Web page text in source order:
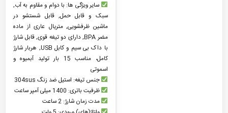
سایر ویژگی ها: با دوام و مقاوم به آب,
سبک و قابل حمل, قابل شستشو در
ماشین ظرفشویی, متریال عاری از ماده
مضر BPA, دارای دو تیغه قوی, قابل شارژ
با داک بی سیم و کابل USB, هربار شارژ
کامل، مناسب 15 بار تولید آبمیوه و
اسموتی
جنس تیغه: استیل ضد زنگ 304sus
ظرفیت باتری: 1400 میلی آمپر ساعت
مدت زمان شارژ: 2 ساعت